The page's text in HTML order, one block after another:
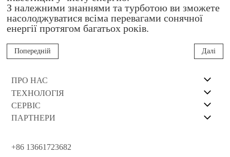
З належними знаннями та турботою ви зможете
насолоджуватися всіма перевагами сонячної
енергії протягом багатьох років.
Попередній Далі
ПРО НАС
ТЕХНОЛОГІЯ
СЕРВІС
ПАРТНЕРИ
+86 13661723682